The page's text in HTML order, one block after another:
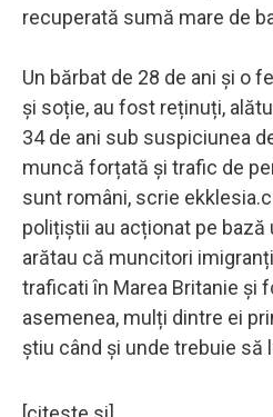
recuperată sumă mare de
Un bărbat de 28 de ani și o
și soție, au fost reținuți,
34 de ani sub suspiciunea
muncă forțată și trafic de
sunt români, scrie
polițiștii au acționat pe
arătau că muncitori
traficati în Marea Britanie și
asemenea, mulți dintre ei
știu când și unde trebuie să